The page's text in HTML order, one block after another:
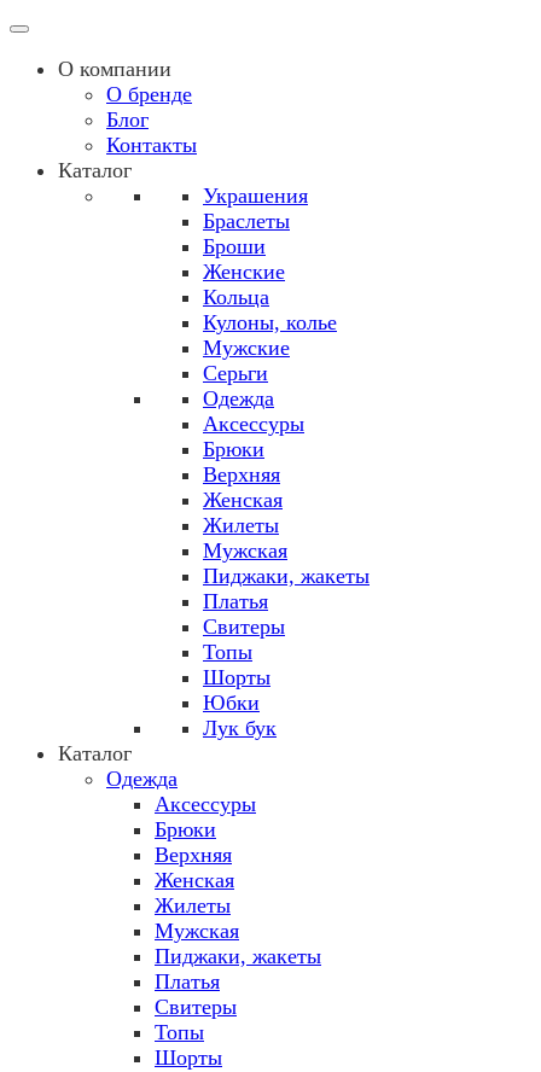
О компании
О бренде
Блог
Контакты
Каталог
Украшения
Браслеты
Броши
Женские
Кольца
Кулоны, колье
Мужские
Серьги
Одежда
Аксессуры
Брюки
Верхняя
Женская
Жилеты
Мужская
Пиджаки, жакеты
Платья
Свитеры
Топы
Шорты
Юбки
Лук бук
Каталог
Одежда
Аксессуры
Брюки
Верхняя
Женская
Жилеты
Мужская
Пиджаки, жакеты
Платья
Свитеры
Топы
Шорты